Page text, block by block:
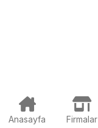
Anasayfa Firmalar